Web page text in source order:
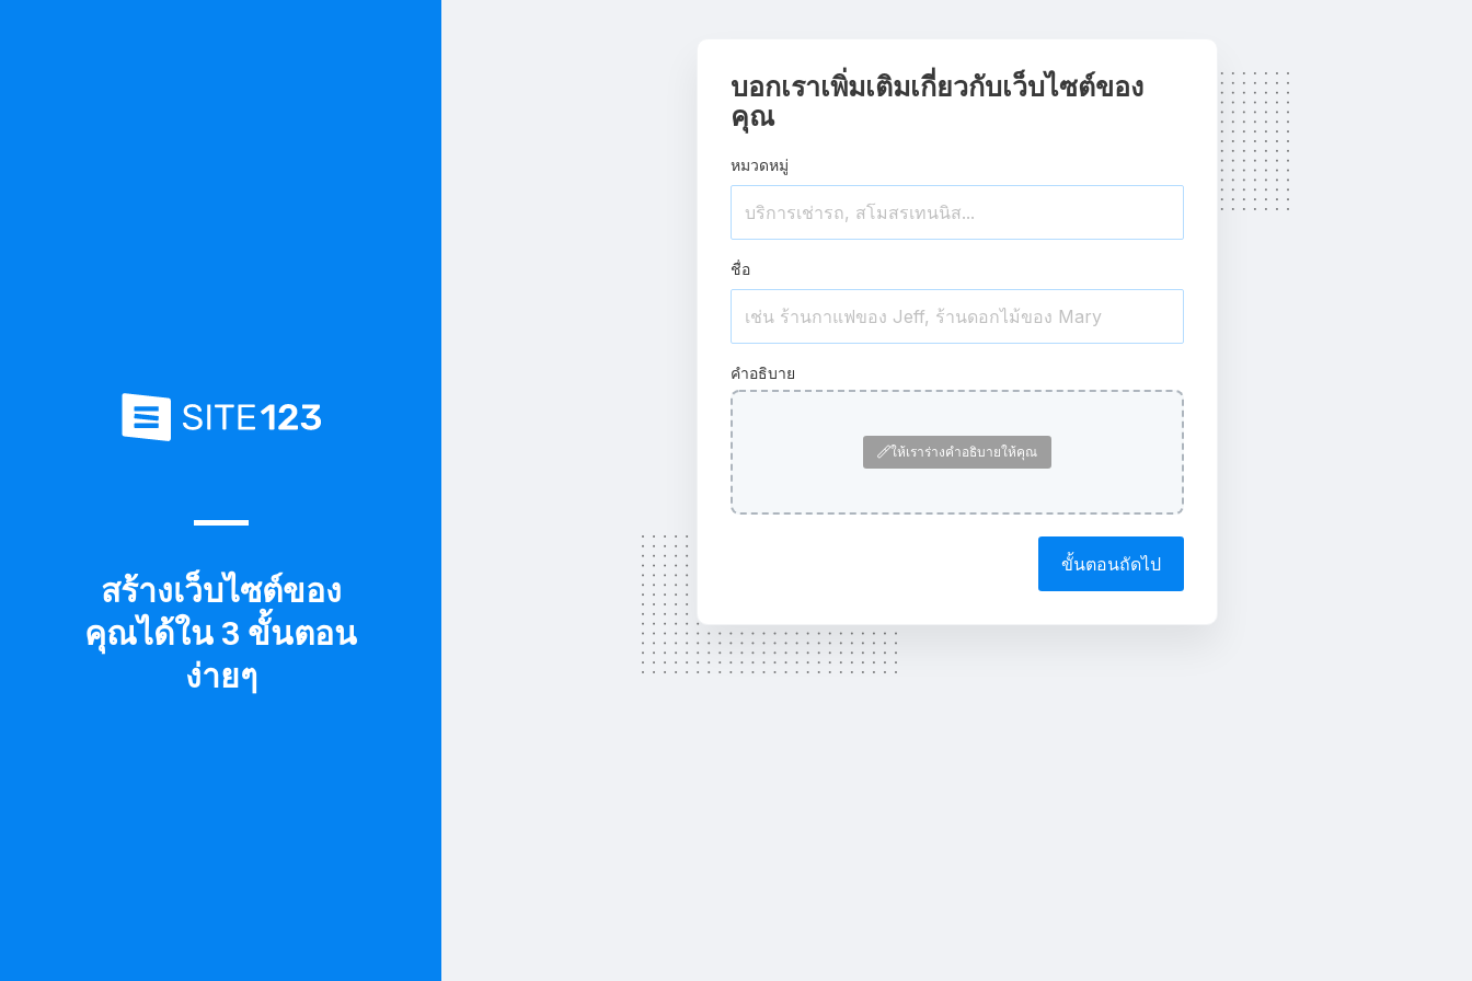
สร้างเว็บไซต์ของ
คุณได้ใน 3 ขั้นตอน
ง่ายๆ
บอกเราเพิ่มเติมเกี่ยวกับเว็บไซต์ของ
คุณ
หมวดหมู่
ชื่อ
คำอธิบาย
ให้เราร่างคำอธิบายให้คุณ
ขั้นตอนถัดไป